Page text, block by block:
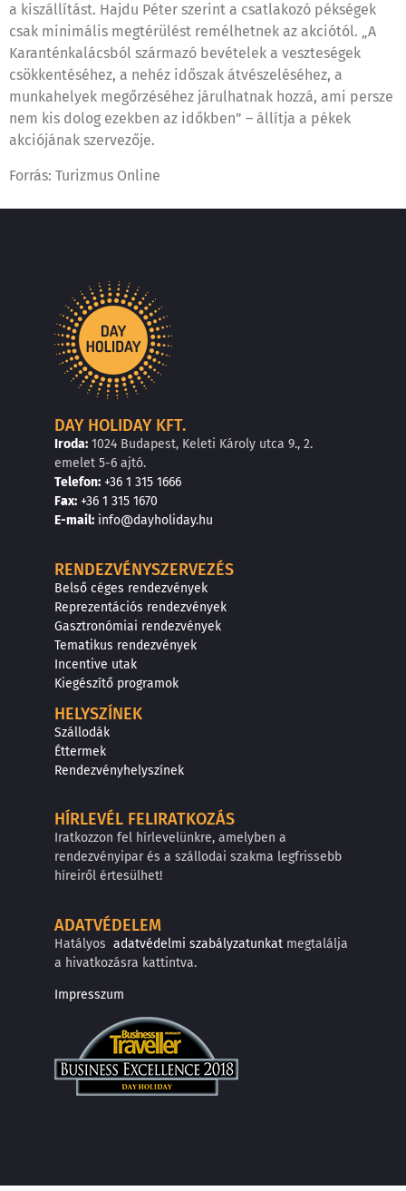
a kiszállítást. Hajdu Péter szerint a csatlakozó pékségek
csak minimális megtérülést remélhetnek az akciótól. „A
Karanténkalácsból származó bevételek a veszteségek
csökkentéséhez, a nehéz időszak átvészeléséhez, a
munkahelyek megőrzéséhez járulhatnak hozzá, ami persze
nem kis dolog ezekben az időkben” – állítja a pékek
akciójának szervezője.
Forrás: Turizmus Online
DAY HOLIDAY KFT.
Iroda: 1024 Budapest, Keleti Károly utca 9., 2.
emelet 5-6 ajtó.
Telefon: +36 1 315 1666
Fax: +36 1 315 1670
E-mail: info@dayholiday.hu
RENDEZVÉNYSZERVEZÉS
Belső céges rendezvények
Reprezentációs rendezvények
Gasztronómiai rendezvények
Tematikus rendezvények
Incentive utak
Kiegészítő programok
HELYSZÍNEK
Szállodák
Éttermek
Rendezvényhelyszínek
HÍRLEVÉL FELIRATKOZÁS
Iratkozzon fel hírlevelünkre, amelyben a
rendezvényipar és a szállodai szakma legfrissebb
híreiről értesülhet!
ADATVÉDELEM
Hatályos adatvédelmi szabályzatunkat megtalálja
a hivatkozásra kattintva.
Impresszum